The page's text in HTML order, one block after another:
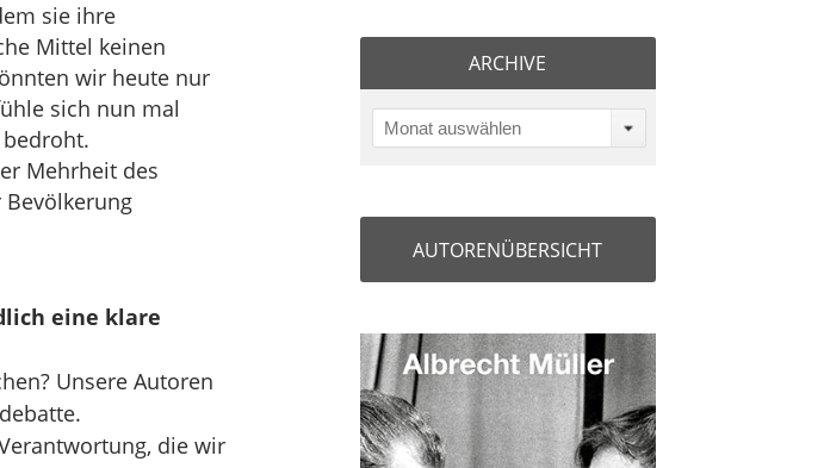
sie ihre
Mittel keinen
wir heute nur
sich nun mal
Mehrheit des
eine klare
Unsere Autoren
die wir
ARCHIVE
Monat auswählen
AUTORENÜBERSICHT